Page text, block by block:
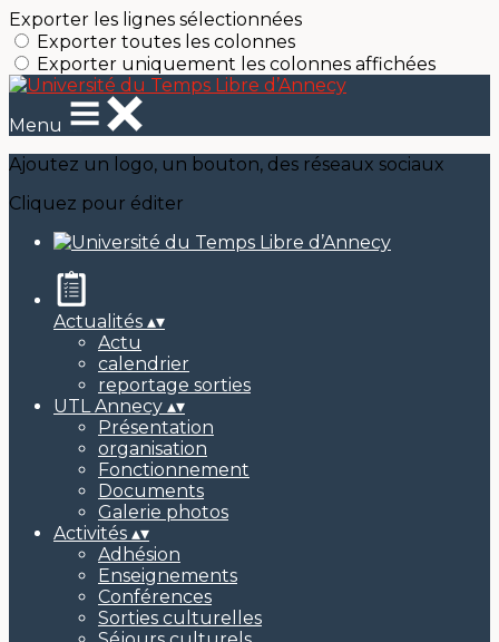
Exporter les lignes sélectionnées
Exporter toutes les colonnes
Exporter uniquement les colonnes affichées
Menu
Ajoutez un logo, un bouton, des réseaux sociaux
Cliquez pour éditer
Actualités ▴▾
Actu
calendrier
reportage sorties
UTL Annecy ▴▾
Présentation
organisation
Fonctionnement
Documents
Galerie photos
Activités ▴▾
Adhésion
Enseignements
Conférences
Sorties culturelles